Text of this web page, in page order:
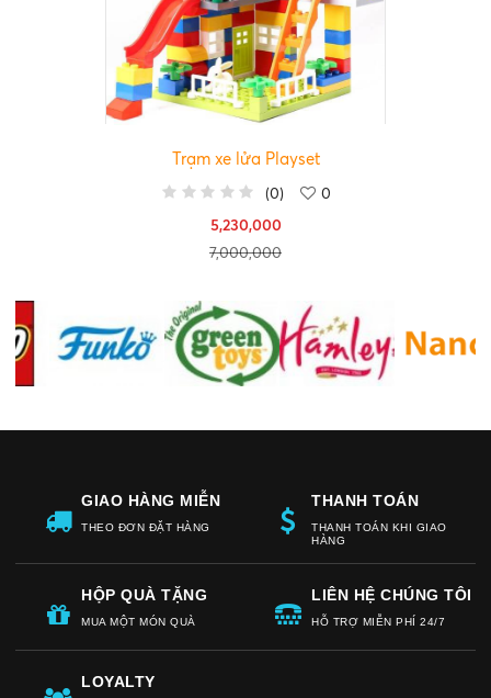
Trạm xe lửa Playset
(0)
0
5,230,000
7,000,000
GIAO HÀNG MIỄN
PHÍ
THEO ĐƠN ĐẶT HÀNG
THANH TOÁN
THANH TOÁN KHI GIAO
HÀNG
HỘP QUÀ TẶNG
MIỄN PHÍ
MUA MỘT MÓN QUÀ
LIÊN HỆ CHÚNG TÔI
HỖ TRỢ MIỄN PHÍ 24/7
LOYALTY